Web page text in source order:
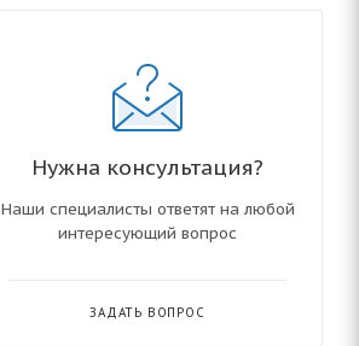
Нужна консультация?
Наши специалисты ответят на любой
интересующий вопрос
ЗАДАТЬ ВОПРОС